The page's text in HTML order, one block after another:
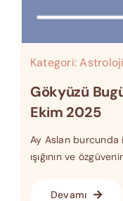
Kategori:Astroloji
Gökyüzü
Ekim 2025
Ay Aslan burcunda
ışığının ve
Devamı